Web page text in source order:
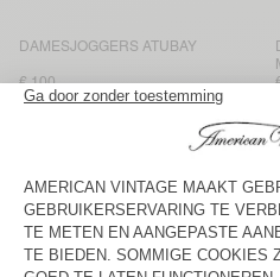
DAMESJOGGERS ATUBAY
€ 100
€ 65
DAMESVEST VITOW
€ 160